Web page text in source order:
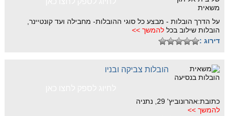
על הדרך הובלות - מבצע כל סוגי ההובלות- מחבילה ועד קונטיינר,
הובלות שילוב בכל להמשך >>
דירוג :
הובלות צביקה ובניו
כתובת:אהרונוביץ' 29, נתניה
להמשך >>